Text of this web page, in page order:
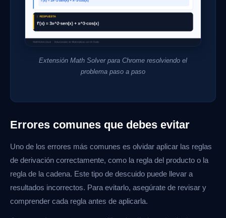
Extensión Math Solver para Chrome resolviendo el
problema paso a paso
Errores comunes que debes evitar
Uno de los errores más comunes es olvidar aplicar las reglas
de derivación correctamente, como la regla del producto o la
regla de la cadena. Este tipo de descuido puede llevar a
resultados incorrectos. Para evitarlo, asegúrate de revisar y
comprender cada regla antes de aplicarla.